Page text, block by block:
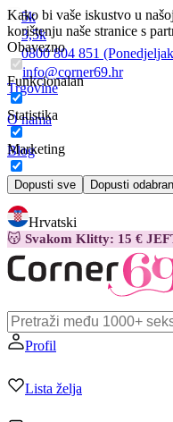
Kako bi vaše iskustvo u
korištenju naše stranice s
Obavezno
Funkcionalan
Statistika
Marketing
Dopusti sve Dopusti
5k
3,5k
0800 804 851
info@corner69.hr
Trgovine
O nama
Blog
Kontakt
Hrvatski
😽 Svakom Klitty: 15 €
Profil
Lista želja